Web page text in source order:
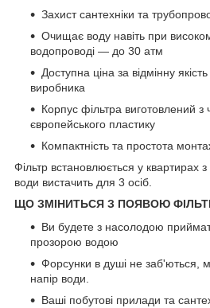
Захист сантехніки та
Очищає воду навіть при
водопроводі — до 30 атм
Доступна ціна за відмінну
виробника
Корпус фільтра виготовлений з
європейського пластику
Компактність та простота
Фільтр встановлюється у квартирах
води вистачить для 3 осіб.
ЩО ЗМІНИТЬСЯ З ПОЯВОЮ
Ви будете з насолодою
прозорою водою
Форсунки в душі не заб'ються,
напір води.
Ваші побутові прилади та